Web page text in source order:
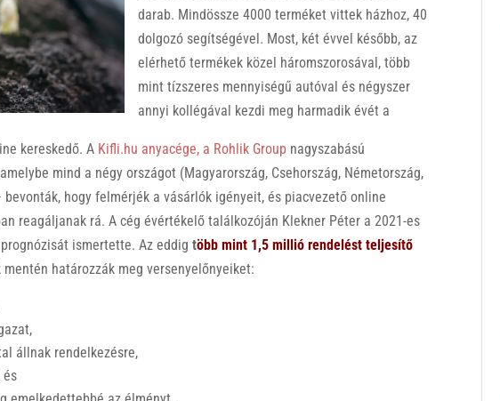
darab. Mindössze 4000 terméket vittek házhoz, 40
dolgozó segítségével. Most, két évvel később, az
elérhető termékek közel háromszorosával, több
mint tízszeres mennyiségű autóval és négyszer
annyi kollégával kezdi meg harmadik évét a
kereskedő. A Kifli.hu anyacége, a Rohlik Group nagyszabású
mind a négy országot (Magyarország, Csehország, Németország,
hogy felmérjék a vásárlók igényeit, és piacvezető online
reagáljanak rá. A cég évértékelő találkozóján Klekner Péter a 2021-es
ismertette. Az eddigtöbb mint 1,5 millió rendelést teljesítő
határozzák meg versenyelőnyeiket:
állnak rendelkezésre,
és